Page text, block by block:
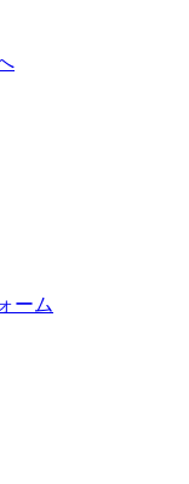
ーム